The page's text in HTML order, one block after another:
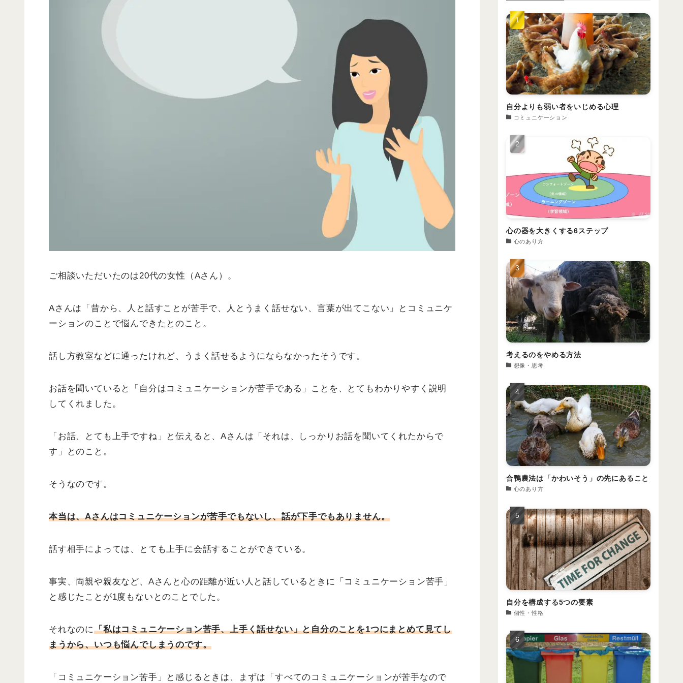
ご相談いただいたのは20代の女性（Aさん）。
Aさんは「昔から、人と話すことが苦手で、人とうまく話せない、言葉が出てこない」とコミュニケ
ーションのことで悩んできたとのこと。
話し方教室などに通ったけれど、うまく話せるようにならなかったそうです。
お話を聞いていると「自分はコミュニケーションが苦手である」ことを、とてもわかりやすく説明
してくれました。
「お話、とても上手ですね」と伝えると、Aさんは「それは、しっかりお話を聞いてくれたからで
す」とのこと。
そうなのです。
本当は、Aさんはコミュニケーションが苦手でもないし、話が下手でもありません。
話す相手によっては、とても上手に会話することができている。
事実、両親や親友など、Aさんと心の距離が近い人と話しているときに「コミュニケーション苦手」
と感じたことが1度もないとのことでした。
それなのに「私はコミュニケーション苦手、上手く話せない」と自分のことを1つにまとめて見てし
まうから、いつも悩んでしまうのです。
「コミュニケーション苦手」と感じるときは、まずは「すべてのコミュニケーションが苦手なので
自分よりも弱い者をいじめる心理
コミュニケーション
心の器を大きくする6ステップ
心のあり方
考えるのをやめる方法
想像・思考
合鴨農法は「かわいそう」の先にあること
心のあり方
自分を構成する5つの要素
個性・性格